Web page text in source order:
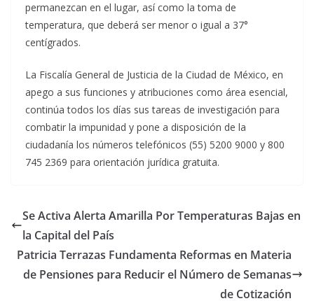
permanezcan en el lugar, así como la toma de
temperatura, que deberá ser menor o igual a 37°
centígrados.
La Fiscalía General de Justicia de la Ciudad de México, en
apego a sus funciones y atribuciones como área esencial,
continúa todos los días sus tareas de investigación para
combatir la impunidad y pone a disposición de la
ciudadanía los números telefónicos (55) 5200 9000 y 800
745 2369 para orientación jurídica gratuita.
Se Activa Alerta Amarilla Por Temperaturas Bajas en
la Capital del País
Patricia Terrazas Fundamenta Reformas en Materia
de Pensiones para Reducir el Número de Semanas
de Cotización